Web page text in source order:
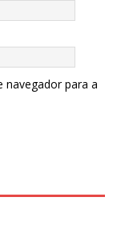
navegador para a